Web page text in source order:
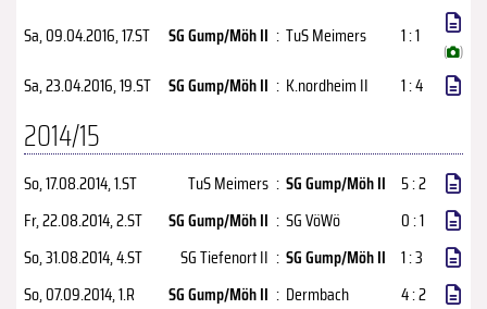
Sa, 09.04.2016, 17.ST SG Gump/Möh II : TuS Meimers 1 : 1
( )
Sa, 23.04.2016, 19.ST SG Gump/Möh II : K.nordheim II 1 : 4
2014/15
So, 17.08.2014, 1.ST TuS Meimers : SG Gump/Möh II 5 : 2
Fr, 22.08.2014, 2.ST SG Gump/Möh II : SG VöWö
0 : 1
So, 31.08.2014, 4.ST SG Tiefenort II : SG Gump/Möh II 1 : 3
So, 07.09.2014, 1.R SG Gump/Möh II : Dermbach
4 : 2